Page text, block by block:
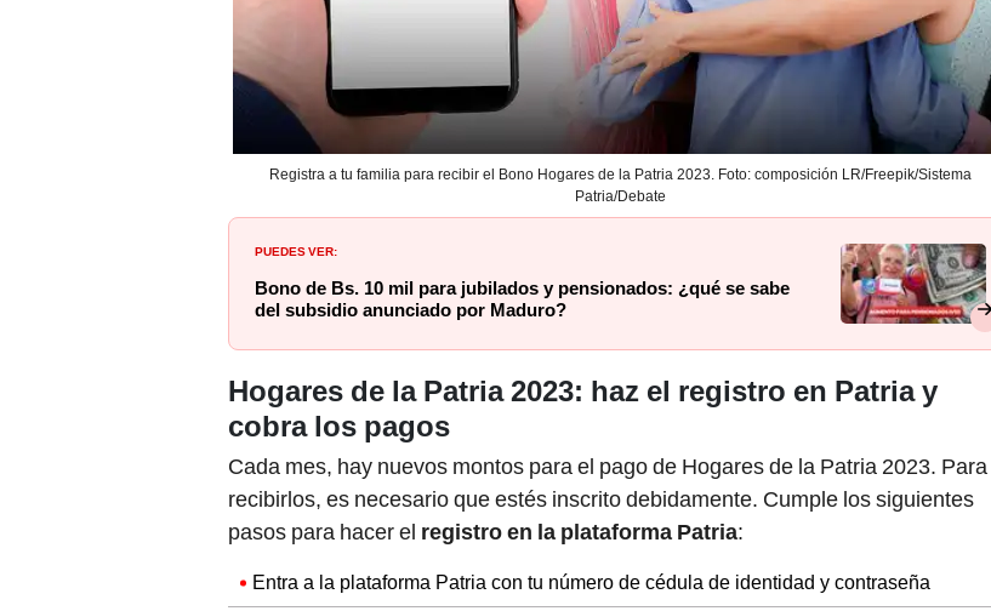
Registra a tu familia para recibir el Bono Hogares de la Patria 2023. Foto: composición LR/Freepik/Sistema
Patria/Debate
PUEDES VER:
Bono de Bs. 10 mil para jubilados y pensionados: ¿qué se sabe
del subsidio anunciado por Maduro?
Hogares de la Patria 2023: haz el registro en Patria y
cobra los pagos
Cada mes, hay nuevos montos para el pago de Hogares de la Patria 2023. Para
recibirlos, es necesario que estés inscrito debidamente. Cumple los siguientes
pasos para hacer el registro en la plataforma Patria:
Entra a la plataforma Patria con tu número de cédula de identidad y contraseña